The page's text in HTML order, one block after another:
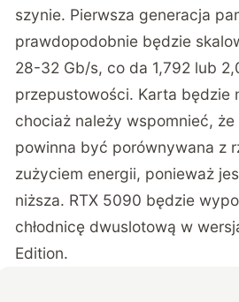
szynie. Pierwsza generacja
prawdopodobnie będzie
28-32 Gb/s, co da 1,792 lub
przepustowości. Karta będzie
chociaż należy wspomnieć,
powinna być porównywana z
zużyciem energii, ponieważ
niższa. RTX 5090 będzie
chłodnicę dwuslotową w
Edition.